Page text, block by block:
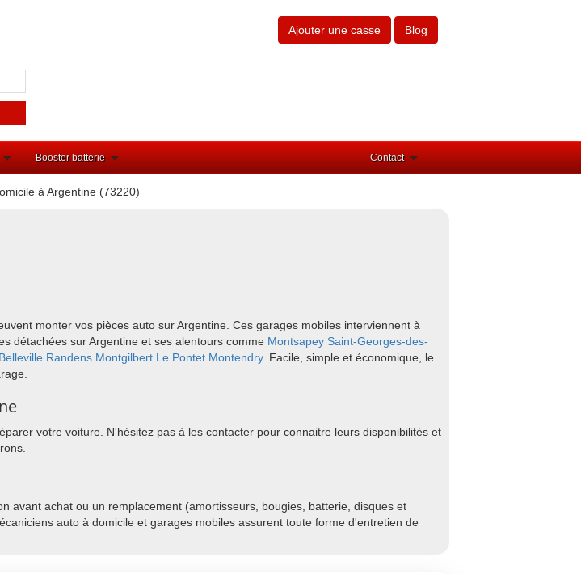
Ajouter une casse Blog
Booster batterie Contact
à Argentine (73220)
monter vos pièces auto sur Argentine. Ces garages mobiles interviennent à
détachées sur Argentine et ses alentours comme Montsapey Saint-Georges-des-
Randens Montgilbert Le Pontet Montendry. Facile, simple et économique, le
votre voiture. N'hésitez pas à les contacter pour connaitre leurs disponibilités et
avant achat ou un remplacement (amortisseurs, bougies, batterie, disques et
auto à domicile et garages mobiles assurent toute forme d'entretien de